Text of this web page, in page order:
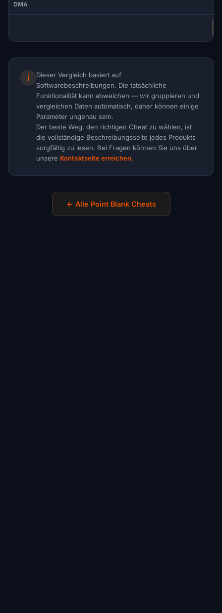
DMA
ℹ
Dieser Vergleich basiert auf
Softwarebeschreibungen. Die tatsächliche
Funktionalität kann abweichen — wir gruppieren und
vergleichen Daten automatisch, daher können einige
Parameter ungenau sein.
Der beste Weg, den richtigen Cheat zu wählen, ist
die vollständige Beschreibungsseite jedes Produkts
sorgfältig zu lesen. Bei Fragen können Sie uns über
unsere Kontaktseite erreichen.
← Alle Point Blank Cheats